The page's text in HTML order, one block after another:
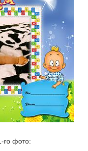
го фото: